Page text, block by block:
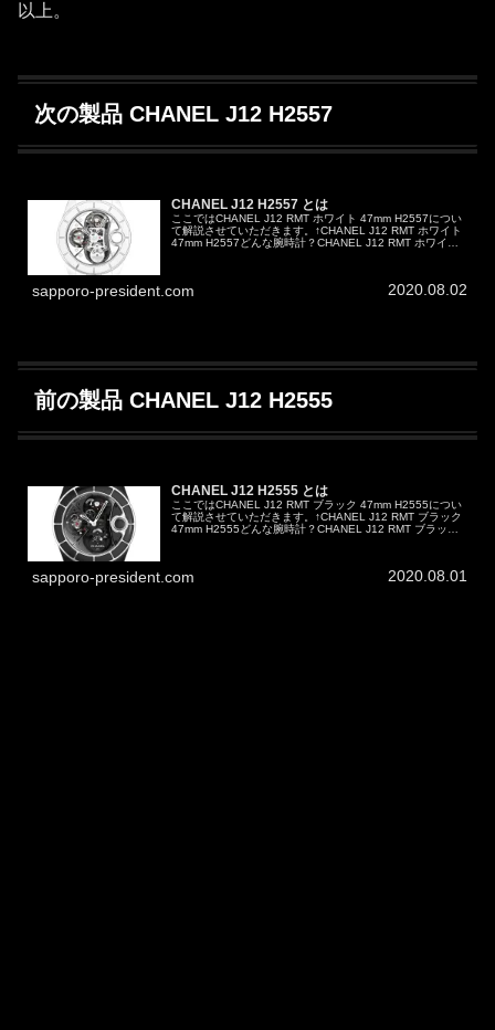
以上。
次の製品 CHANEL J12 H2557
CHANEL J12 H2557 とは
ここではCHANEL J12 RMT ホワイト 47mm H2557につい
て解説させていただきます。↑CHANEL J12 RMT ホワイト
47mm H2557どんな腕時計？CHANEL J12 RMT ホワイト
sapporo-president.com 2020.08.02
前の製品 CHANEL J12 H2555
CHANEL J12 H2555 とは
ここではCHANEL J12 RMT ブラック 47mm H2555につい
て解説させていただきます。↑CHANEL J12 RMT ブラック
47mm H2555どんな腕時計？CHANEL J12 RMT ブラック
sapporo-president.com 2020.08.01